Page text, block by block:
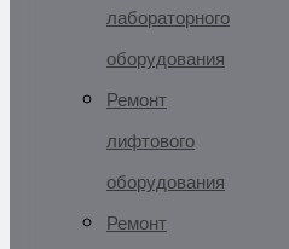
лабораторного
оборудования
Ремонт
лифтового
оборудования
Ремонт